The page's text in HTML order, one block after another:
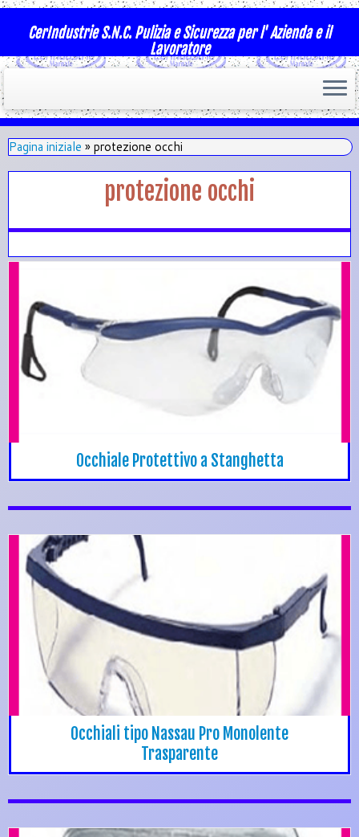
CerIndustrie S.N.C. Pulizia e Sicurezza per l' Azienda e il
Lavoratore
Pagina iniziale » protezione occhi
protezione occhi
Occhiale Protettivo a Stanghetta
Occhiali tipo Nassau Pro Monolente
Trasparente